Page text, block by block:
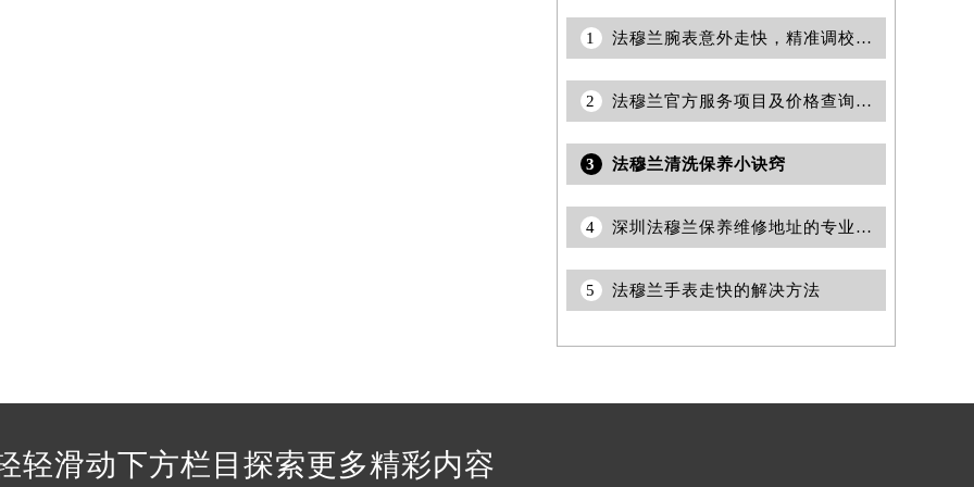
名表维修授权店1楼法穆兰售后服务中心（需提前预约）
1 法穆兰腕表意外走快，精准调校秘籍大公开
2 法穆兰官方服务项目及价格查询｜热线和全部维修地址权威信息通告（2026年7月最新）
3 法穆兰清洗保养小诀窍
4 深圳法穆兰保养维修地址的专业服务查询指南权威公示（2026年7月最新）
5 法穆兰手表走快的解决方法
轻滑动下方栏目探索更多精彩内容